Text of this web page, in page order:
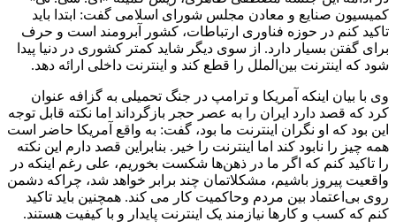
کمیسیون صنایع و معادن مجلس شورای اسلامی گفت: ابتدا باید
تاکید کنم در حوزه فناوری ارتباطات، کشور آبرومند است و حرف
برای گفتن بسیار دارد. از سوی دیگر شاید کمتر کشوری در دنیا پیدا
شود که اینترنت بین‌الملل را قطع کند و اینترنت داخلی ارائه دهد.
وی با بیان اینکه آمریکا و ترامپ در جنگ تحمیلی به گزافه عنوان
کرد که قصد دارد ایران را به عصر حجر بازگرداند اما نکته قابل توجه
این بود که او نگران اینترنت ما بود، گفت: به واقع آمریکا حاضر است
همه چیز را نابود کند اما اینترنت را خیر. بنابراین قصد دارم این نکته
را تاکید کنم که اگر ما در ذهن‌ها شکست بخوریم، علی رغم اینکه در
واقعیت پیروز باشیم، مشکلاتمان چند برابر خواهد شد، چراکه دشمن
روی بی‌اعتماد بین مردم وحاکمیت کار می کند. همچنین باید تاکید
کنم که کسب و کارها نیازمند یک اینترنت پایدار و با کیفیت هستند.